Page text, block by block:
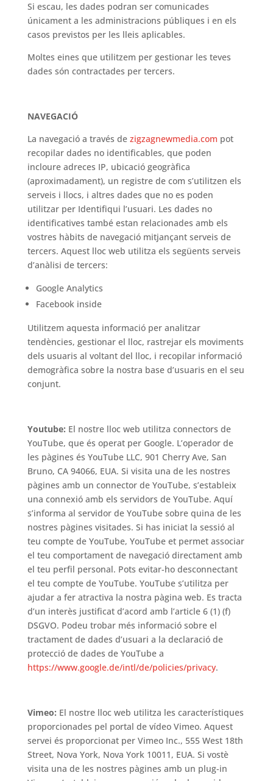
Si escau, les dades podran ser comunicades
únicament a les administracions públiques i en els
casos previstos per les lleis aplicables.
Moltes eines que utilitzem per gestionar les teves
dades són contractades per tercers.
NAVEGACIÓ
La navegació a través de zigzagnewmedia.com pot
recopilar dades no identificables, que poden
incloure adreces IP, ubicació geogràfica
(aproximadament), un registre de com s’utilitzen els
serveis i llocs, i altres dades que no es poden
utilitzar per Identifiqui l’usuari. Les dades no
identificatives també estan relacionades amb els
vostres hàbits de navegació mitjançant serveis de
tercers. Aquest lloc web utilitza els següents serveis
d’anàlisi de tercers:
Google Analytics
Facebook inside
Utilitzem aquesta informació per analitzar
tendències, gestionar el lloc, rastrejar els moviments
dels usuaris al voltant del lloc, i recopilar informació
demogràfica sobre la nostra base d’usuaris en el seu
conjunt.
Youtube: El nostre lloc web utilitza connectors de
YouTube, que és operat per Google. L’operador de
les pàgines és YouTube LLC, 901 Cherry Ave, San
Bruno, CA 94066, EUA. Si visita una de les nostres
pàgines amb un connector de YouTube, s’estableix
una connexió amb els servidors de YouTube. Aquí
s’informa al servidor de YouTube sobre quina de les
nostres pàgines visitades. Si has iniciat la sessió al
teu compte de YouTube, YouTube et permet associar
el teu comportament de navegació directament amb
el teu perfil personal. Pots evitar-ho desconnectant
el teu compte de YouTube. YouTube s’utilitza per
ajudar a fer atractiva la nostra pàgina web. Es tracta
d’un interès justificat d’acord amb l’article 6 (1) (f)
DSGVO. Podeu trobar més informació sobre el
tractament de dades d’usuari a la declaració de
protecció de dades de YouTube a
https://www.google.de/intl/de/policies/privacy.
Vimeo: El nostre lloc web utilitza les característiques
proporcionades pel portal de vídeo Vimeo. Aquest
servei és proporcionat per Vimeo Inc., 555 West 18th
Street, Nova York, Nova York 10011, EUA. Si vostè
visita una de les nostres pàgines amb un plug-in